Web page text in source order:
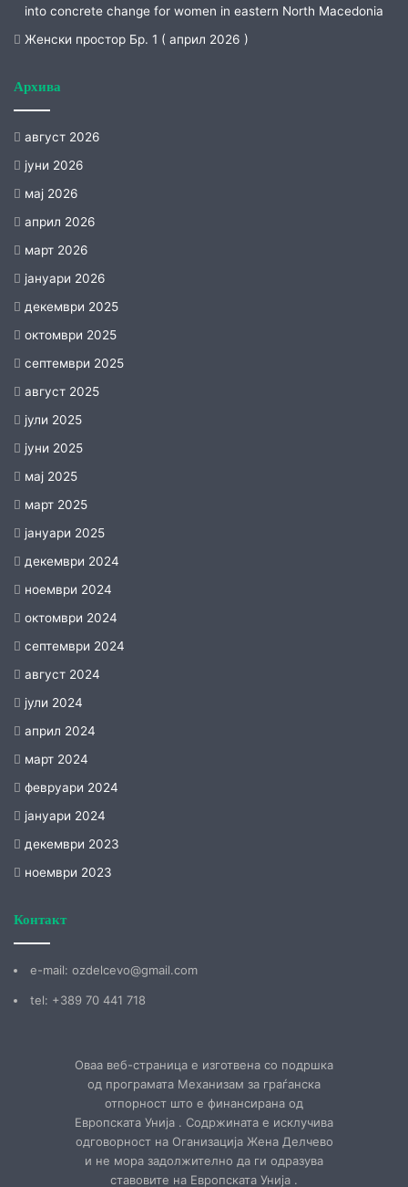
into concrete change for women in eastern North Macedonia
Женски простор Бр. 1 ( април 2026 )
Архива
август 2026
јуни 2026
мај 2026
април 2026
март 2026
јануари 2026
декември 2025
октомври 2025
септември 2025
август 2025
јули 2025
јуни 2025
мај 2025
март 2025
јануари 2025
декември 2024
ноември 2024
октомври 2024
септември 2024
август 2024
јули 2024
април 2024
март 2024
февруари 2024
јануари 2024
декември 2023
ноември 2023
Контакт
е-mail: ozdelcevo@gmail.com
tel: +389 70 441 718
Оваа веб-страница е изготвена со подршка
од програмата Механизам за граѓанска
отпорност што е финансирана од
Европската Унија . Содржината е исклучива
одговорност на Оганизација Жена Делчево
и не мора задолжително да ги одразува
ставовите на Европската Унија .